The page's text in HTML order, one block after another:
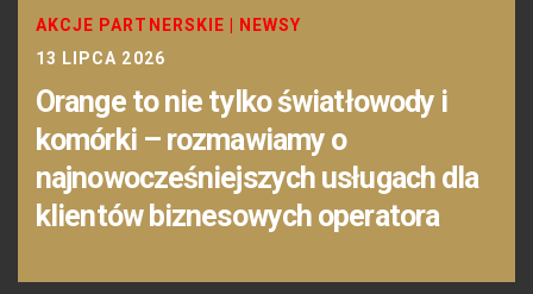
AKCJE PARTNERSKIE
NEWSY
13 LIPCA 2026
Orange to nie tylko światłowody i
komórki – rozmawiamy o
najnowocześniejszych usługach dla
klientów biznesowych operatora